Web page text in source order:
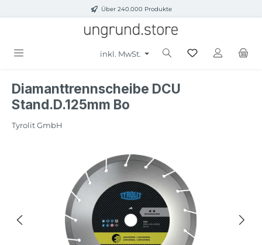
Zum Hauptinhalt springenÜber 240.000 Produkte
inkl. MwSt.
Diamanttrennscheibe DCU
Stand.D.125mm Bo
Tyrolit GmbH
Bildergalerie überspringen